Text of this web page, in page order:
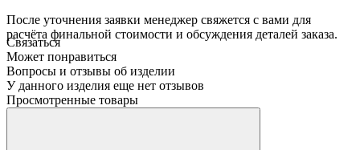
После уточнения заявки менеджер свяжется с вами для
расчёта финальной стоимости и обсуждения деталей заказа.
Связаться
Может понравиться
Вопросы и отзывы об изделии
У данного изделия еще нет отзывов
Просмотренные товары